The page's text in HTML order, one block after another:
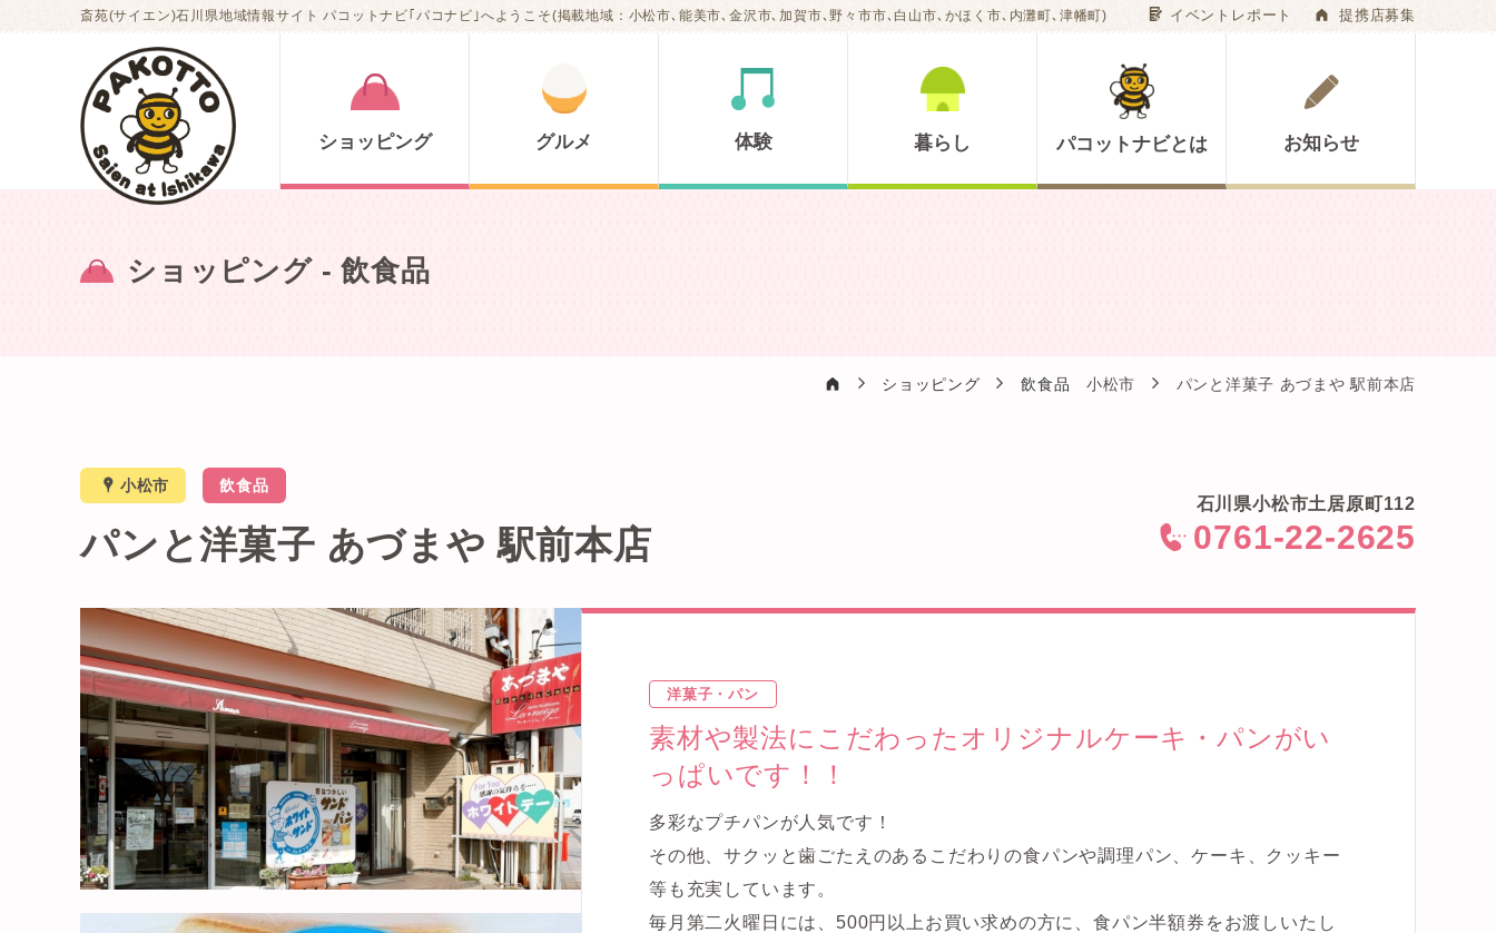
斎苑(サイエン)石川県地域情報サイト パコットナビ｢パコナビ｣へようこそ(掲載地域：小松市､能美市､金沢市､加賀市､野々市市､白山市､かほく市､内灘町､津幡町) G イベントレポート A 提携店募集
ショッピング グルメ 体験 暮らし パコットナビとは お知らせ
ショッピング- 飲食品
A ショッピング 飲食品 小松市 パンと洋菓子 あづまや 駅前本店
x 小松市 飲食品
パンと洋菓子 あづまや 駅前本店
石川県小松市土居原町112
< 0761-22-2625
洋菓子・パン
素材や製法にこだわったオリジナルケーキ・パンがい
っぱいです！！
多彩なプチパンが人気です！
その他、サクッと歯ごたえのあるこだわりの食パンや調理パン、ケーキ、クッキー
等も充実しています。
毎月第二火曜日には、500円以上お買い求めの方に、食パン半額券をお渡しいたし